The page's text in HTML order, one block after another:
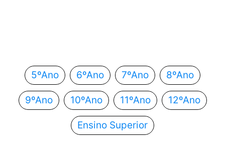
5ºAno 6ºAno 7ºAno 8ºAno
9ºAno 10ºAno 11ºAno 12ºAno
Ensino Superior